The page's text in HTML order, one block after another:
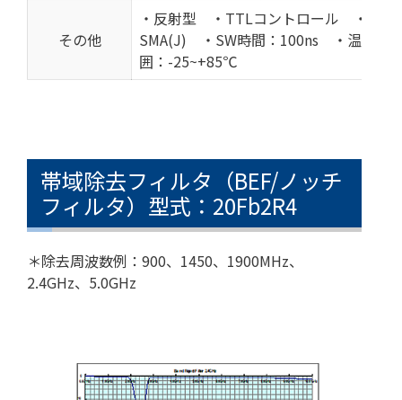
その他
・反射型 ・TTLコントロール ・コネ
SMA(J) ・SW時間：100ns ・温度範
囲：-25~+85℃
帯域除去フィルタ（BEF/ノッチ
フィルタ）型式：20Fb2R4
＊除去周波数例：900、1450、1900MHz、
2.4GHz、5.0GHz